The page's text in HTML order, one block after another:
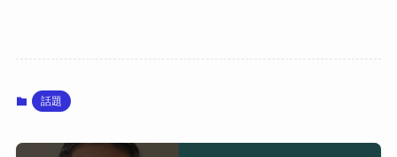
話題